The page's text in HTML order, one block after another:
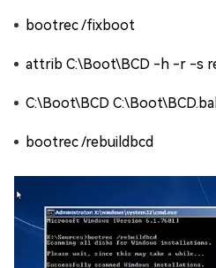
bootrec /fixboot
attrib C:\Boot\BCD -h -r -s
C:\Boot\BCD
bootrec /rebuildbcd